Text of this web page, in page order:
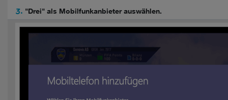
3. "Drei" als Mobilfunkanbieter auswählen.